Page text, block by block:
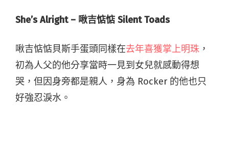
She’s Alright – 啾吉惦惦 Silent Toads
啾吉惦惦貝斯手蛋頭同樣在去年喜獲掌上明珠 ，
初為人父的他分享當時一見到女兒就感動得想
哭，但因身旁都是親人，身為 Rocker 的他也只
好強忍淚水。